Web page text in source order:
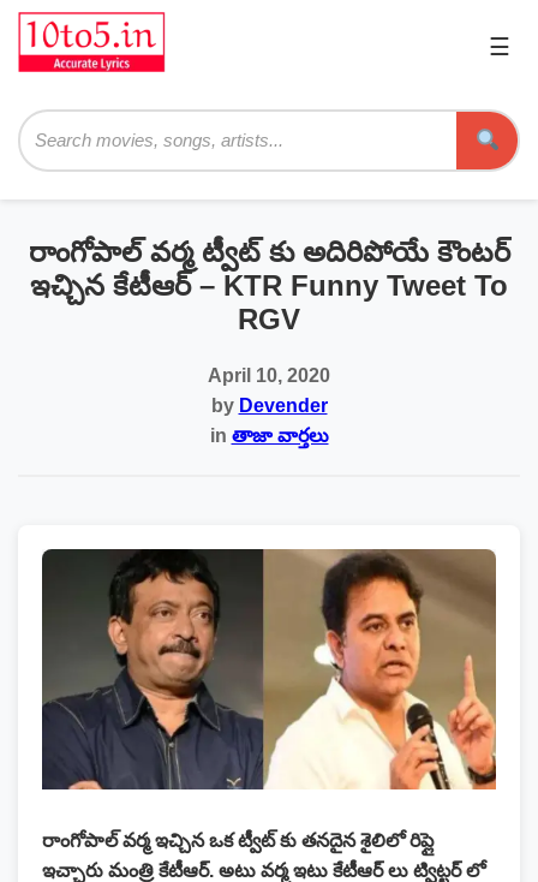
☰
రాంగోపాల్ వర్మ ట్వీట్ కు అదిరిపోయే కౌంటర్
ఇచ్చిన కేటీఆర్ – KTR Funny Tweet To
RGV
April 10, 2020
by Devender
in తాజా వార్తలు
రాంగోపాల్ వర్మ ఇచ్చిన ఒక ట్వీట్ కు తనదైన శైలిలో రిప్లై
ఇచ్చారు మంత్రి కేటీఆర్. అటు వర్మ ఇటు కేటీఆర్ లు ట్విట్టర్ లో